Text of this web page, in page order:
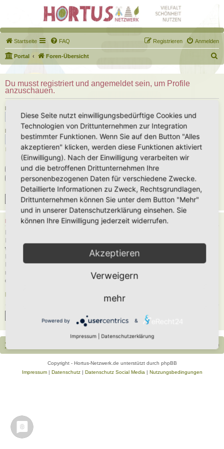
Startseite FAQ Anmelden
Registrieren
Portal Foren-Übersicht
u
Du musst registriert und angemeldet sein, um Profile
anzuschauen.
Benutzername:
Passwort:
Ich habe mein Passwort vergessen
Angemeldet bleiben
Meinen Online-Status während dieser Sitzung verbergen
REGISTRIEREN
weitere Funktionen zuzugreifen. Die Board-Administration kann registrierten
Benutzern auch zusätzliche Berechtigungen zuweisen. Beachte bitte unsere
Nutzungsbedingungen und die verwandten Regelungen, bevor du dich
registrierst. Bitte beachte auch die jeweiligen Forenregeln, wenn du dich in
diesem Board bewegst.
Datenschutzerklärung
UTC+02:00
Copyright - Hortus-Netzwerk.de unterstützt durch phpBB
Impressum| Datenschutz| Datenschutz Social Media Nutzungsbedingungen
Diese Seite nutzt einwilligungsbedürftige Cookies und
Technologien von Drittunternehmen zur Integration
bestimmter Funktionen. Wenn Sie auf den Button "Alles
akzeptieren" klicken, werden diese Funktionen aktiviert
(Einwilligung). Nach der Einwilligung verarbeiten wir
und die betroffenen Drittunternehmen Ihre
personenbezogenen Daten für verschiedene Zwecke.
Detaillierte Informationen zu Zweck, Rechtsgrundlagen,
Drittunternehmen können Sie unter dem Button "Mehr"
und in unserer Datenschutzerklärung einsehen. Sie
können Ihre Einwilligung jederzeit widerrufen.
Akzeptieren
Verweigern
mehr
Powered by &
Impressum Datenschutzerklärung